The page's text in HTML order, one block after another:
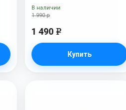
1 990 р
1 490 e
Купить
В наличии